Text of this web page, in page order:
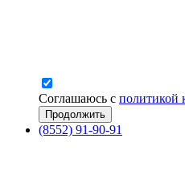
Соглашаюсь с политикой
(8552) 91-90-91